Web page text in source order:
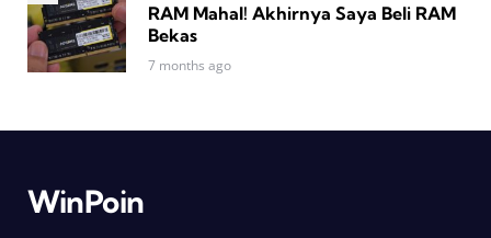
RAM Mahal! Akhirnya Saya Beli RAM
Bekas
7 months ago
WinPoin